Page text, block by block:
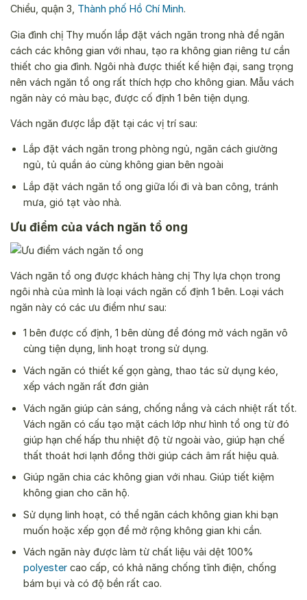
Chiểu, quận 3, Thành phố Hồ Chí Minh.
Gia đình chị Thy muốn lắp đặt vách ngăn trong nhà để ngăn
cách các không gian với nhau, tạo ra không gian riêng tư cần
thiết cho gia đình. Ngôi nhà được thiết kế hiện đại, sang trọng
nên vách ngăn tổ ong rất thích hợp cho không gian. Mẫu vách
ngăn này có màu bạc, được cố định 1 bên tiện dụng.
Vách ngăn được lắp đặt tại các vị trí sau:
Lắp đặt vách ngăn trong phòng ngủ, ngăn cách giường
ngủ, tủ quần áo cùng không gian bên ngoài
Lắp đặt vách ngăn tổ ong giữa lối đi và ban công, tránh
mưa, gió tạt vào nhà.
Ưu điểm của vách ngăn tổ ong
Vách ngăn tổ ong được khách hàng chị Thy lựa chọn trong
ngôi nhà của mình là loại vách ngăn cố định 1 bên. Loại vách
ngăn này có các ưu điểm như sau:
1 bên được cố định, 1 bên dùng để đóng mở vách ngăn vô
cùng tiện dụng, linh hoạt trong sử dụng.
Vách ngăn có thiết kế gọn gàng, thao tác sử dụng kéo,
xếp vách ngăn rất đơn giản
Vách ngăn giúp cản sáng, chống nắng và cách nhiệt rất tốt.
Vách ngăn có cấu tạo mặt cách lớp như hình tổ ong từ đó
giúp hạn chế hấp thu nhiệt độ từ ngoài vào, giúp hạn chế
thất thoát hơi lạnh đồng thời giúp cách âm rất hiệu quả.
Giúp ngăn chia các không gian với nhau. Giúp tiết kiệm
không gian cho căn hộ.
Sử dụng linh hoạt, có thể ngăn cách không gian khi bạn
muốn hoặc xếp gọn để mở rộng không gian khi cần.
Vách ngăn này được làm từ chất liệu vải dệt 100%
polyestercao cấp, có khả năng chống tĩnh điện, chống
bám bụi và có độ bền rất cao.